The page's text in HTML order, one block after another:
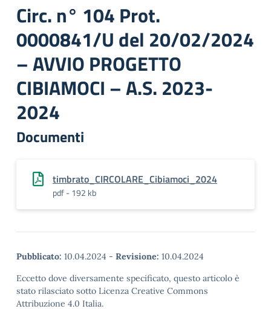
Circ. n° 104 Prot.
0000841/U del 20/02/2024
– AVVIO PROGETTO
CIBIAMOCI – A.S. 2023-
2024
Documenti
timbrato_CIRCOLARE_Cibiamoci_2024
pdf - 192 kb
Pubblicato: 10.04.2024 - Revisione: 10.04.2024
Eccetto dove diversamente specificato, questo articolo è
stato rilasciato sotto Licenza Creative Commons
Attribuzione 4.0 Italia.